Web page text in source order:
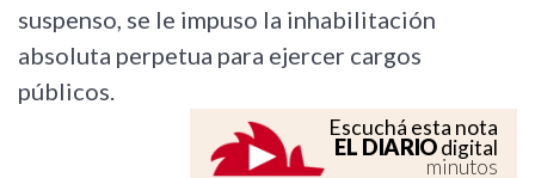
suspenso, se le impuso la inhabilitación
absoluta perpetua para ejercer cargos
públicos.
Escuchá esta nota
EL DIARIOdigital
minutos